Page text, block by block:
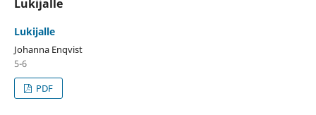
Lukijalle
Lukijalle
Johanna Enqvist
5-6
PDF